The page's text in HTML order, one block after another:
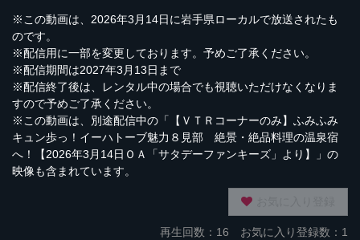
※この動画は、2026年3月14日に岩手県ローカルで放送されたも
のです。
※配信用に一部を変更しております。予めご了承ください。
※配信期間は2027年3月13日まで
※配信終了後は、レンタル中の場合でも視聴いただけなくなりま
すので予めご了承ください。
※この動画は、別途配信中の「【ＶＴＲコーナーのみ】ふみふみ
キュン歩っ！イーハトーブ魅力８見部 絶景・絶品料理の温泉宿
へ！【2026年3月14日ＯＡ「サタデーファンキーズ」より】」の
映像も含まれています。
再生回数： 16 お気に入り登録数：1